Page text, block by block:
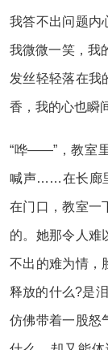
我答不出问题内
我微微一笑，我
发丝轻轻落在我
香，我的心也瞬
“哗——”，教室
喊声……在长廊
在门口，教室一
的。她那令人难
不出的难为情，
释放的什么?是
仿佛带着一股怒